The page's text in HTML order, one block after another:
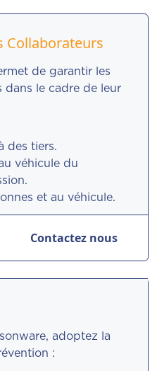
Collaborateurs
de garantir les
dans le cadre de leur
des tiers.
véhicule du
et au véhicule.
Contactez nous
adoptez la
: